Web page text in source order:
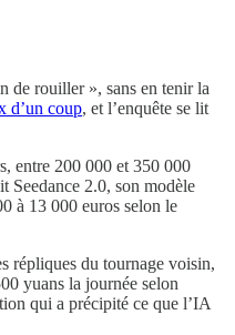
de rouiller », sans en tenir la
d’un coup, et l’enquête se lit
entre 200 000 et 350 000
Seedance 2.0, son modèle
à 13 000 euros selon le
répliques du tournage voisin,
yuans la journée selon
qui a précipité ce que l’IA